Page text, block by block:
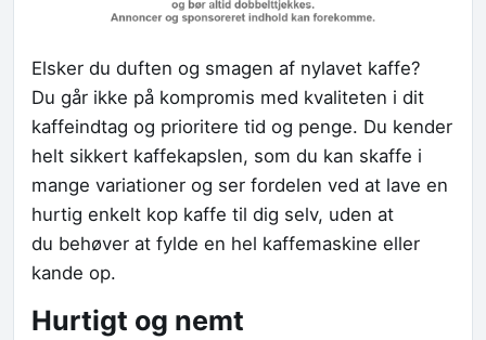
Elsker du duften og smagen af nylavet kaffe?
Du går ikke på kompromis med kvaliteten i dit
kaffeindtag og prioritere tid og penge. Du kender
helt sikkert kaffekapslen, som du kan skaffe i
mange variationer og ser fordelen ved at lave en
hurtig enkelt kop kaffe til dig selv, uden at
du behøver at fylde en hel kaffemaskine eller
kande op.
Hurtigt og nemt